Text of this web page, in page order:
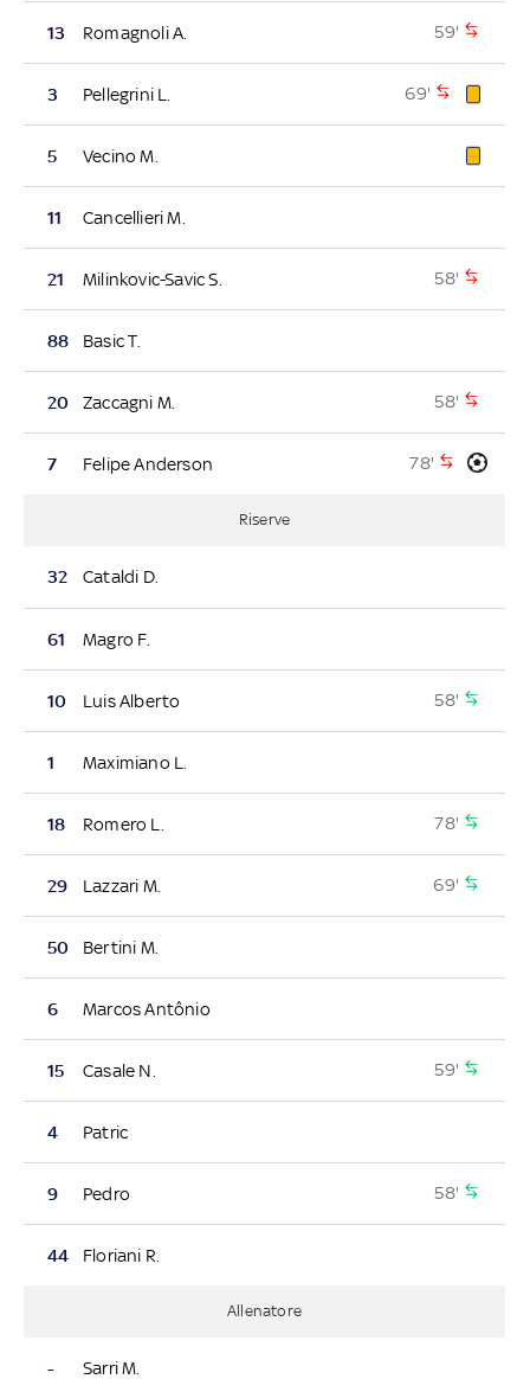
13 Romagnoli A. 59'
3 Pellegrini L. 69'
5 Vecino M.
11 Cancellieri M.
21 Milinkovic-Savic S. 58'
88 Basic T.
20 Zaccagni M. 58'
7 Felipe Anderson 78'
Riserve
32 Cataldi D.
61 Magro F.
10 Luis Alberto 58'
1 Maximiano L.
18 Romero L. 78'
29 Lazzari M. 69'
50 Bertini M.
6 Marcos Antônio
15 Casale N. 59'
4 Patric
9 Pedro 58'
44 Floriani R.
Allenatore
- Sarri M.